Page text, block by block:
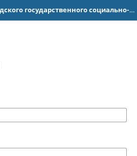
Известия Волгоградского государственного социально-педагогического университета. Филологические науки